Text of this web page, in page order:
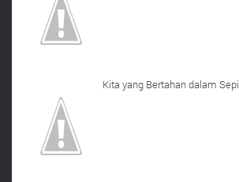
Kita yang Bertahan dalam Sepi